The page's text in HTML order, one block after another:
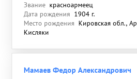
Звание красноармеец
Дата рождения 1904 г.
Место рождения Кировская обл.,
Кисляки
Мамаев Федор Александрович